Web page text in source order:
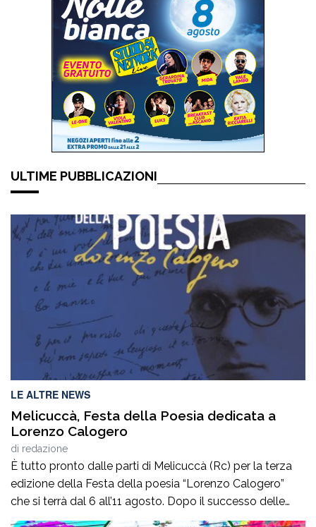
ULTIME PUBBLICAZIONI
LE ALTRE NEWS
Melicuccà, Festa della Poesia dedicata a
Lorenzo Calogero
di redazione
È tutto pronto dalle parti di Melicuccà (Rc) per la terza
edizione della Festa della poesia “Lorenzo Calogero”
che si terrà dal 6 all’11 agosto. Dopo il successo delle
prime due edizioni, nel 2024 e nel 2025, che hanno